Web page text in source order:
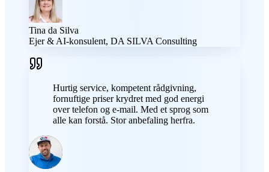
Tina da Silva
Ejer & AI-konsulent, DA SILVA Consulting
Hurtig service, kompetent rådgivning,
fornuftige priser krydret med god energi
over telefon og e-mail. Med et sprog som
alle kan forstå. Stor anbefaling herfra.